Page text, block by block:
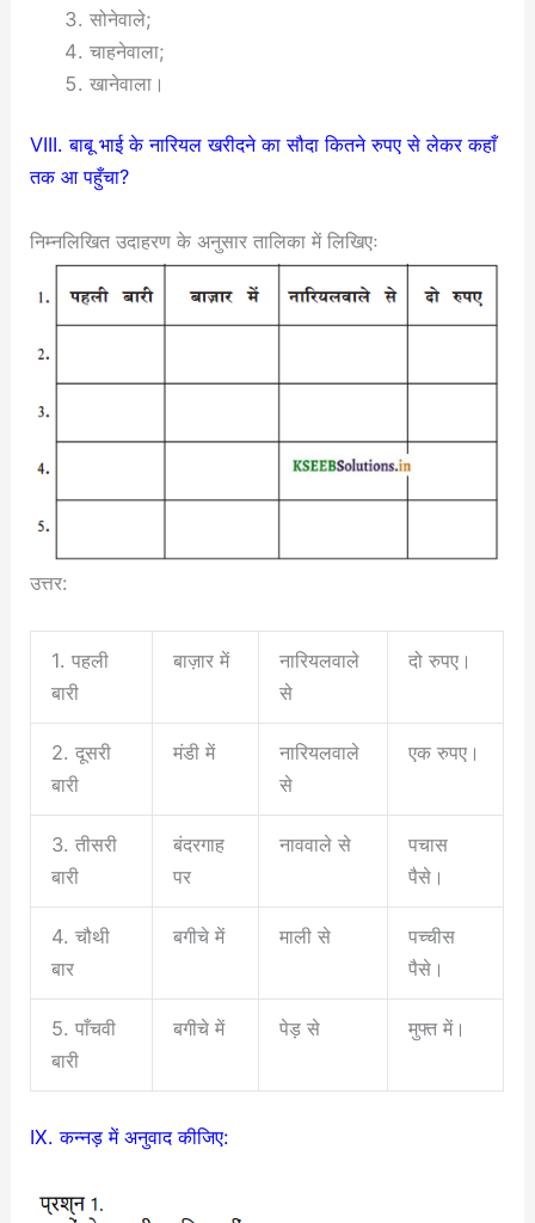
सोनेवाले;
चाहनेवाला;
खानेवाला।
VIII. बाबू भाई के नारियल खरीदने का सौदा कितने रुपए से लेकर कहाँ
तक आ पहुँचा?
निम्नलिखित उदाहरण के अनुसार तालिका में लिखिएः
उत्तर:
1. पहली
बारी
बाज़ार में
नारियलवाले
से
दो रुपए।
2. दूसरी
बारी
मंडी में
नारियलवाले
से
एक रुपए।
3. तीसरी
बारी
बंदरगाह
पर
नाववाले से
पचास
पैसे।
4. चौथी
बार
बगीचे में माली से
पच्चीस
पैसे।
5. पाँचवी
बारी
बगीचे में पेड़ से मुफ्त में।
IX. कन्नड़ में अनुवाद कीजिए: